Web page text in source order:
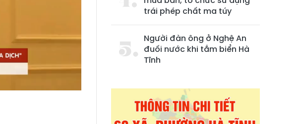
trái phép chất ma túy
Người đàn ông ở Nghệ An
đuối nước khi tắm biển Hà
Tĩnh